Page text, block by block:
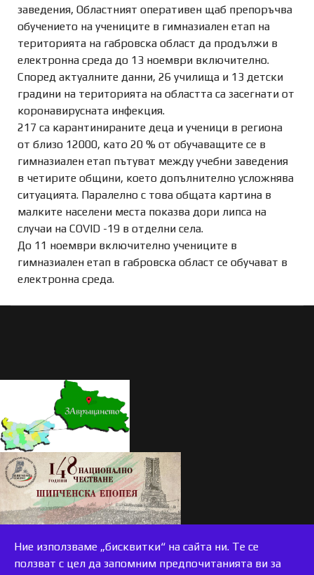
заведения, Областният оперативен щаб препоръчва
обучението на учениците в гимназиален етап на
територията на габровска област да продължи в
електронна среда до 13 ноември включително.
Според актуалните данни, 26 училища и 13 детски
градини на територията на областта са засегнати от
коронавирусната инфекция.
217 са карантинираните деца и ученици в региона
от близо 12000, като 20 % от обучаващите се в
гимназиален етап пътуват между учебни заведения
в четирите общини, което допълнително усложнява
ситуацията. Паралелно с това общата картина в
малките населени места показва дори липса на
случаи на COVID -19 в отделни села.
До 11 ноември включително учениците в
гимназиален етап в габровска област се обучават в
електронна среда.
Ние използваме „бисквитки“ на сайта ни. Те се
ползват с цел да запомним предпочитанията ви за